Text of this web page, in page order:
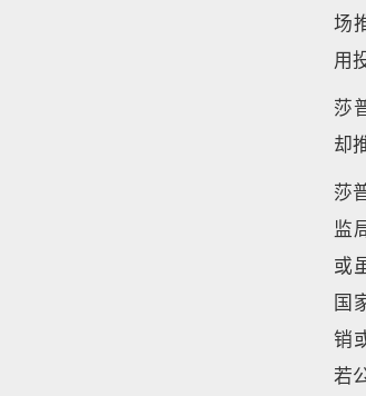
场
用
莎
却
莎
监
或
国
销
若